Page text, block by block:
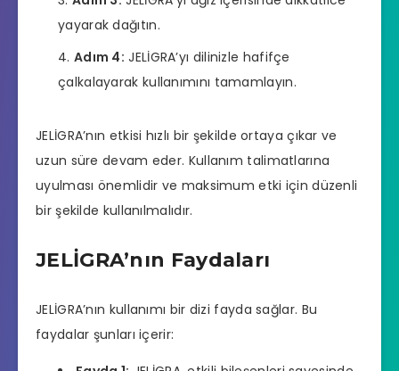
yayarak dağıtın.
Adım 4: JELİGRA’yı dilinizle hafifçe
çalkalayarak kullanımını tamamlayın.
JELİGRA’nın etkisi hızlı bir şekilde ortaya çıkar ve
uzun süre devam eder. Kullanım talimatlarına
uyulması önemlidir ve maksimum etki için düzenli
bir şekilde kullanılmalıdır.
JELİGRA’nın Faydaları
JELİGRA’nın kullanımı bir dizi fayda sağlar. Bu
faydalar şunları içerir: